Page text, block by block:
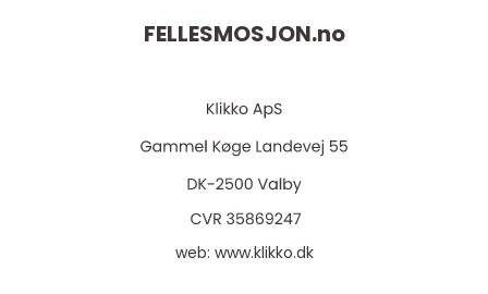
FELLESMOSJON.no
web: www.klikko.dk